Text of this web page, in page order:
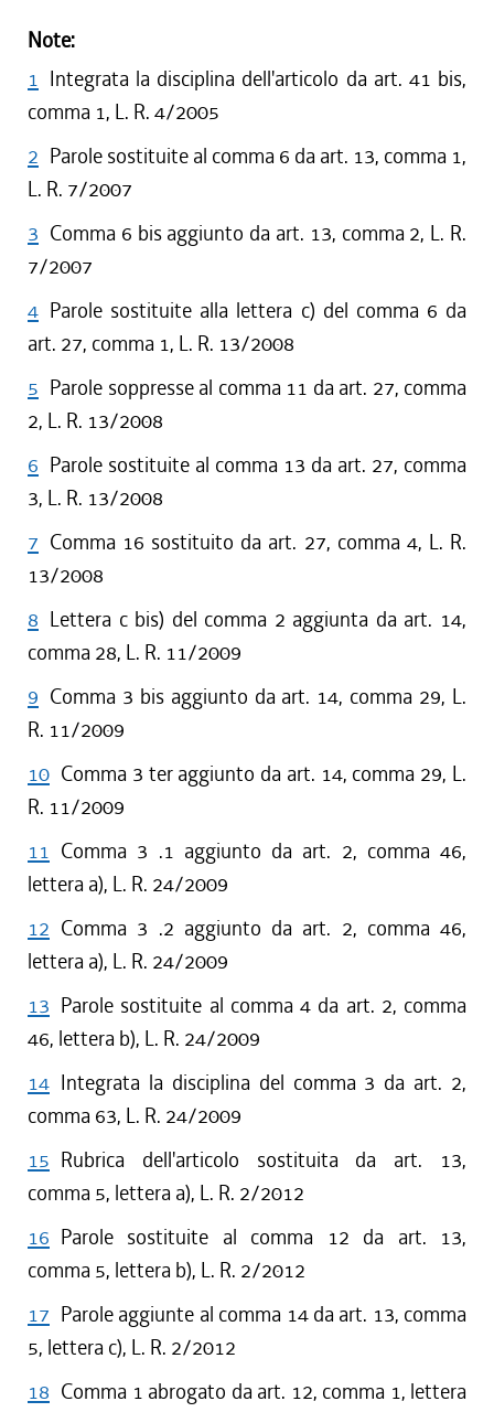
Note:
1 Integrata la disciplina dell'articolo da art. 41 bis,
comma 1, L. R. 4/2005
2 Parole sostituite al comma 6 da art. 13, comma 1,
L. R. 7/2007
3 Comma 6 bis aggiunto da art. 13, comma 2, L. R.
7/2007
4 Parole sostituite alla lettera c) del comma 6 da
art. 27, comma 1, L. R. 13/2008
5 Parole soppresse al comma 11 da art. 27, comma
2, L. R. 13/2008
6 Parole sostituite al comma 13 da art. 27, comma
3, L. R. 13/2008
7 Comma 16 sostituito da art. 27, comma 4, L. R.
13/2008
8 Lettera c bis) del comma 2 aggiunta da art. 14,
comma 28, L. R. 11/2009
9 Comma 3 bis aggiunto da art. 14, comma 29, L.
R. 11/2009
10 Comma 3 ter aggiunto da art. 14, comma 29, L.
R. 11/2009
11 Comma 3 .1 aggiunto da art. 2, comma 46,
lettera a), L. R. 24/2009
12 Comma 3 .2 aggiunto da art. 2, comma 46,
lettera a), L. R. 24/2009
13 Parole sostituite al comma 4 da art. 2, comma
46, lettera b), L. R. 24/2009
14 Integrata la disciplina del comma 3 da art. 2,
comma 63, L. R. 24/2009
15 Rubrica dell'articolo sostituita da art. 13,
comma 5, lettera a), L. R. 2/2012
16 Parole sostituite al comma 12 da art. 13,
comma 5, lettera b), L. R. 2/2012
17 Parole aggiunte al comma 14 da art. 13, comma
5, lettera c), L. R. 2/2012
18 Comma 1 abrogato da art. 12, comma 1, lettera